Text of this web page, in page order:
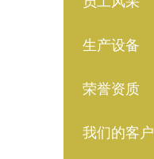
生产设备
荣誉资质
我们的客户